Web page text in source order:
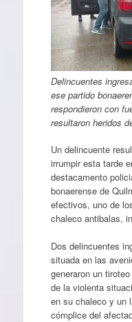
Delincuentes
ese partido
respondieron con
resultaron heridos
Un delincuente
irrumpir esta tarde
destacamento
bonaerense de
efectivos, uno de
chaleco antibalas,
Dos delincuentes
situada en las
generaron un
de la violenta
en su chaleco y un
cómplice del